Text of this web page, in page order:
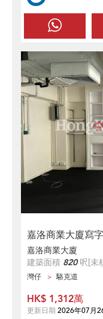
嘉洛商業大廈寫
嘉洛商業大廈
建築面積 820呎[未
灣仔 駱克道
HK$ 1,312萬
更新日期 2026年07月